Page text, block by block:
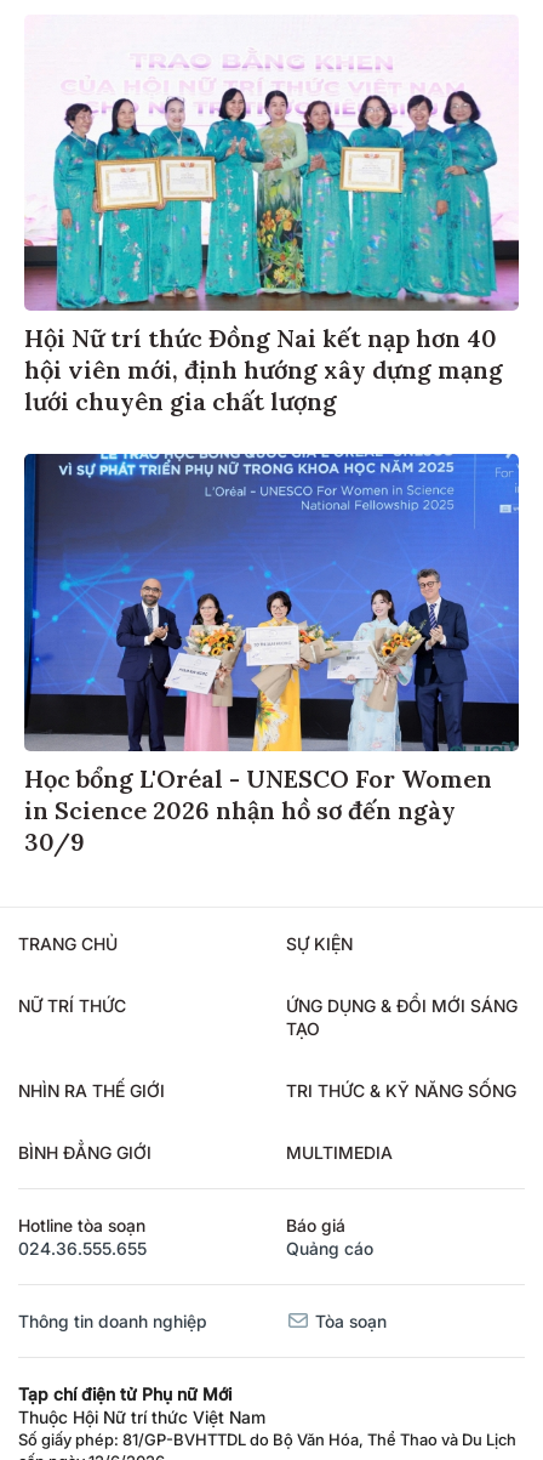
Hội Nữ trí thức Đồng Nai kết nạp hơn 40
hội viên mới, định hướng xây dựng mạng
lưới chuyên gia chất lượng
Học bổng L'Oréal - UNESCO For Women
in Science 2026 nhận hồ sơ đến ngày
30/9
TRANG CHỦ SỰ KIỆN
NỮ TRÍ THỨC
ỨNG DỤNG & ĐỔI MỚI SÁNG
TẠO
NHÌN RA THẾ GIỚI TRI THỨC & KỸ NĂNG SỐNG
BÌNH ĐẲNG GIỚI MULTIMEDIA
Hotline tòa soạn
024.36.555.655
Báo giá
Quảng cáo
Thông tin doanh nghiệp Tòa soạn
Tạp chí điện tử Phụ nữ Mới
Thuộc Hội Nữ trí thức Việt Nam
Số giấy phép: 81/GP-BVHTTDL do Bộ Văn Hóa, Thể Thao và Du Lịch